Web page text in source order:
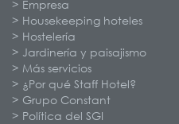
Empresa
Housekeeping hoteles
Hostelería
Jardinería y paisajismo
Más servicios
¿Por qué Staff Hotel?
Grupo Constant
Política del SGI